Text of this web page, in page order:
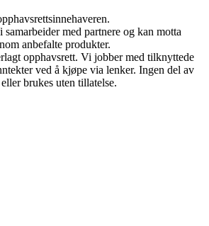
med partnere og kan motta
anbefalte produkter.
opphavsrett. Vi jobber med tilknyttede
ved å kjøpe via lenker. Ingen del av
brukes uten tillatelse.